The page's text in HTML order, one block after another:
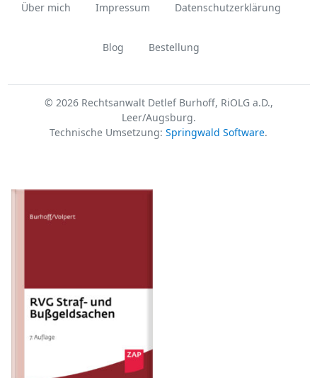
Über mich Impressum Datenschutzerklärung
Blog Bestellung
© 2026 Rechtsanwalt Detlef Burhoff, RiOLG a.D.,
Leer/Augsburg.
Technische Umsetzung: Springwald Software.